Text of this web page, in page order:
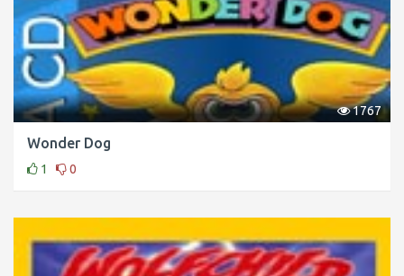
1767
Wonder Dog
1 0